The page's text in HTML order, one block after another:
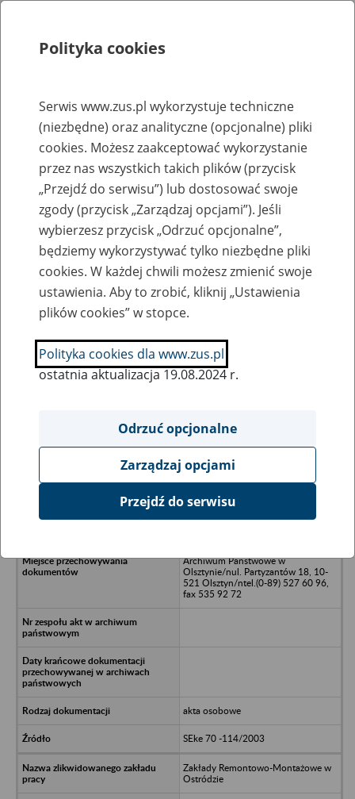
Rejestry, ewidencje i archiwa
Baza zlikwidowanych lub
przekształconych zakładów pracy
Nazwa zakładu pracy:
SZUKAJ
Ukryj wszystkie pozycje bazy
Spółdzielnia Transportu Wiejskiego
Archiwum Państwowe w
Olsztynie/nul. Partyzantów 18, 10-
521 Olsztyn/ntel.(0-89) 527 60 96,
fax 535 92 72
akta osobowe
SEke 70 -114/2003
Zakłady Remontowo-Montażowe w
Ostródzie
Polityka cookies
Serwis www.zus.pl wykorzystuje techniczne
(niezbędne) oraz analityczne (opcjonalne) pliki
cookies. Możesz zaakceptować wykorzystanie
przez nas wszystkich takich plików (przycisk
„Przejdź do serwisu”) lub dostosować swoje
zgody (przycisk „Zarządzaj opcjami”). Jeśli
wybierzesz przycisk „Odrzuć opcjonalne”,
będziemy wykorzystywać tylko niezbędne pliki
cookies. W każdej chwili możesz zmienić swoje
ustawienia. Aby to zrobić, kliknij „Ustawienia
plików cookies” w stopce.
Polityka cookies dla www.zus.pl
ostatnia aktualizacja 19.08.2024 r.
Odrzuć opcjonalne
Zarządzaj opcjami
Przejdź do serwisu